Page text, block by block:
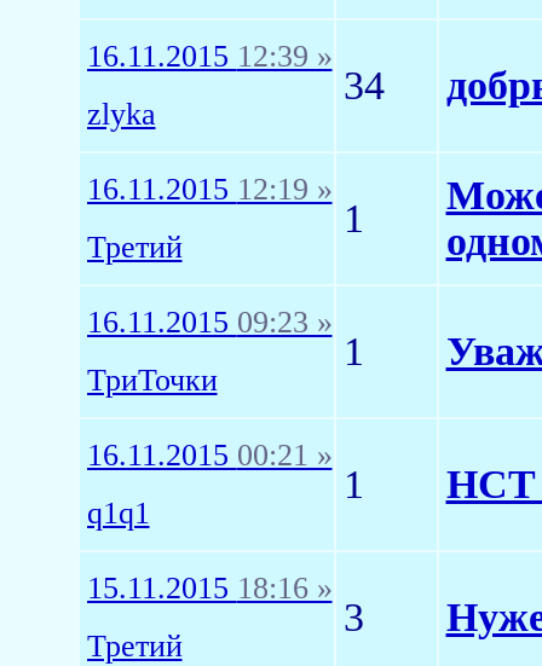
16.11.2015 12:39 »
zlyka
34
16.11.2015 12:19 »
Третий
1
16.11.2015 09:23 »
ТриТочки
1
16.11.2015 00:21 »
q1q1
1 НСТ
15.11.2015 18:16 »
Третий
3